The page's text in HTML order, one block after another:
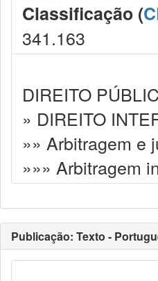
Classificação (
341.163
DIREITO
» DIREITO
»» Arbitragem e
»»» Arbitragem
Publicação: Texto -